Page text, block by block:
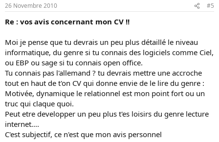
26 Novembre 2010 #5
Re : vos avis concernant mon CV !!
Moi je pense que tu devrais un peu plus détaillé le niveau
informatique, du genre si tu connais des logiciels comme Ciel,
ou EBP ou sage si tu connais open office.
Tu connais pas l'allemand ? tu devrais mettre une accroche
tout en haut de t'on CV qui donne envie de le lire du genre :
Motivée, dynamique le relationnel est mon point fort ou un
truc qui claque quoi.
Peut etre developper un peu plus t'es loisirs du genre lecture
internet....
C'est subjectif, ce n'est que mon avis personnel